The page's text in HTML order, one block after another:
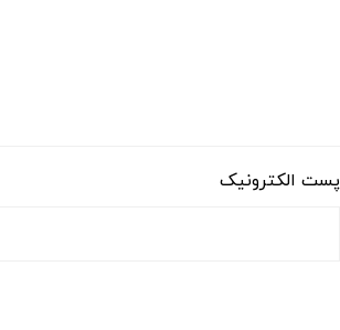
پست الکترونیک